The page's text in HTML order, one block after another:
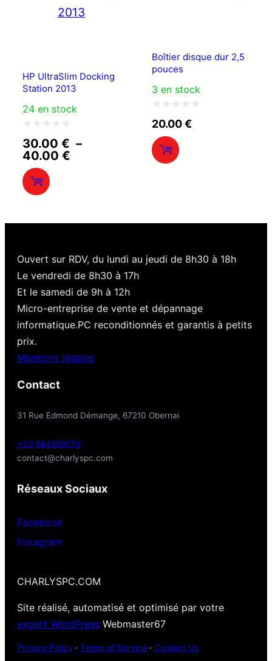
HP UltraSlim Docking
Station 2013
24 en stock
Note
0
sur
5
30.00€ –
40.00€
Boîtier disque dur 2,5
pouces
3 en stock
Note
0
sur
20.00€
Ouvert sur RDV, du lundi au jeudi de 8h30 à 18h
Le vendredi de 8h30 à 17h
Et le samedi de 9h à 12h
Micro-entreprise de vente et dépannage
informatique.PC reconditionnés et garantis à petits
prix.
Mentions légales
Contact
31 Rue Edmond Démange, 67210 Obernai
+33 684969076
contact@charlyspc.com
Réseaux Sociaux
Facebook
Instagram
CHARLYSPC.COM
Site réalisé, automatisé et optimisé par votre
expert WordPress Webmaster67
Privacy Policy · Terms of Service · Contact Us